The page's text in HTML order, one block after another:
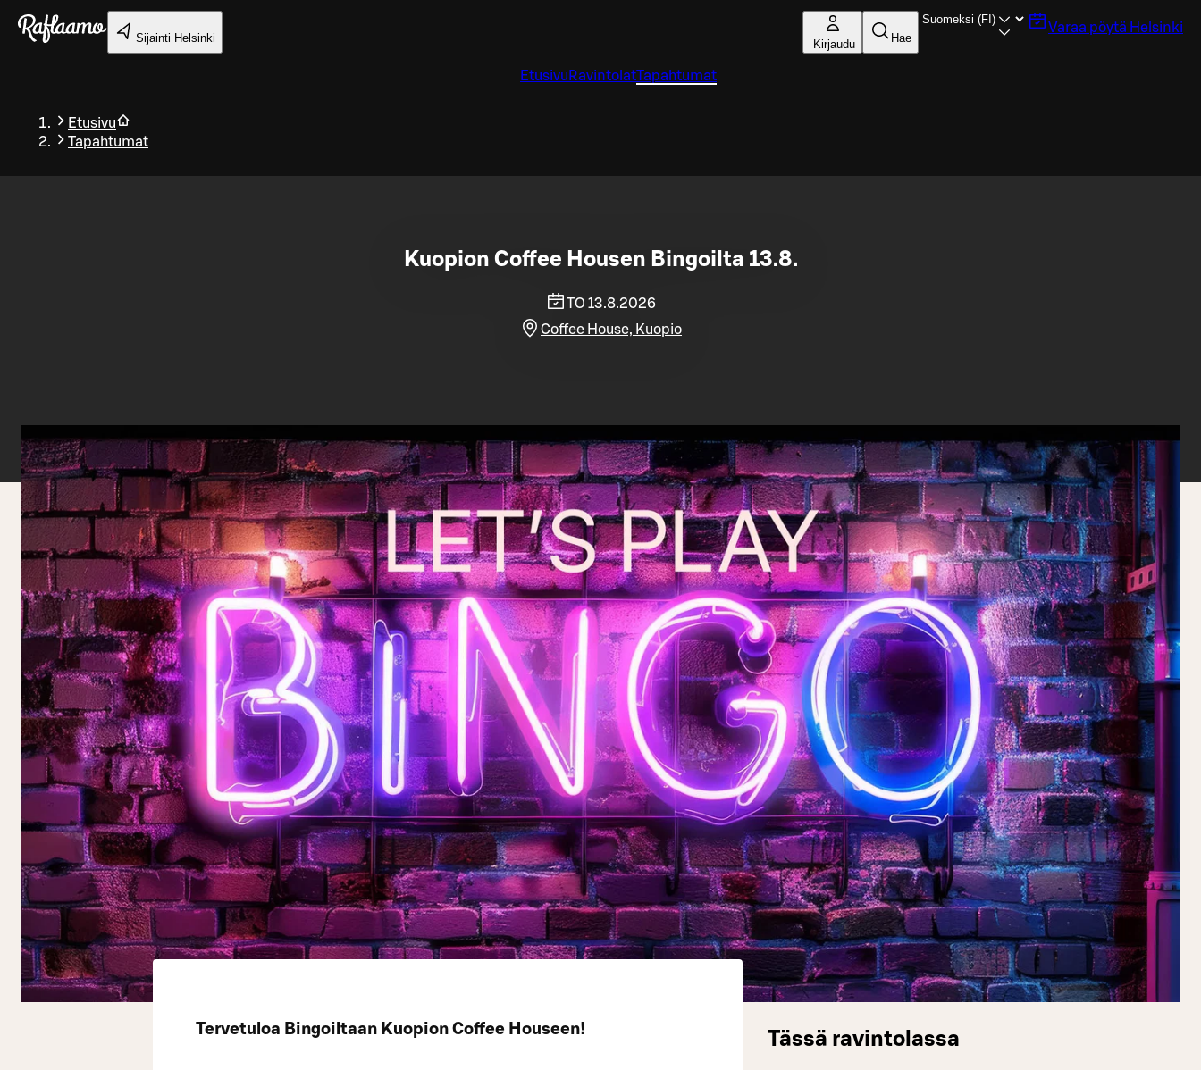
Siirry pääsisältöön
Sijainti Helsinki Kirjaudu Hae
Varaa pöytä Helsinki
Etusivu RavintolatTapahtumat
Etusivu
Tapahtumat
Takaisin
Kuopion Coffee Housen Bingoilta 13.8.
TO 13.8.2026
Coffee House, Kuopio
Tervetuloa Bingoiltaan Kuopion Coffee Houseen! Tässä ravintolassa